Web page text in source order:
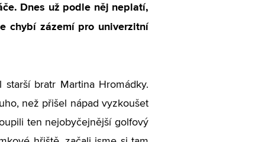
Dnes už podle něj neplatí,
chybí zázemí pro univerzitní
bratr Martina Hromádky.
než přišel nápad vyzkoušet
ten nejobyčejnější golfový